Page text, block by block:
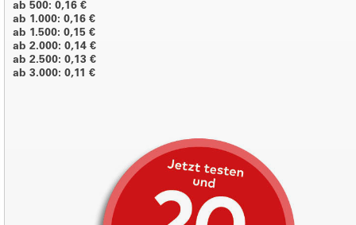
ab 500: 0,16 €
ab 1.000: 0,16 €
ab 1.500: 0,15 €
ab 2.000: 0,14 €
ab 2.500: 0,13 €
ab 3.000: 0,11 €